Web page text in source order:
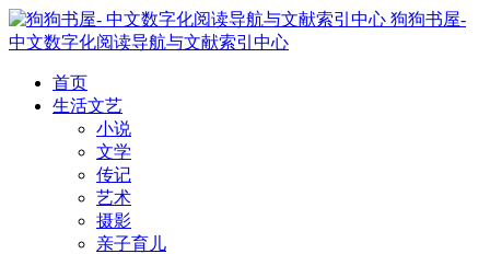
狗狗书屋-
中文数字化阅读导航与文献索引中心
首页
生活文艺
小说
文学
传记
艺术
摄影
亲子育儿